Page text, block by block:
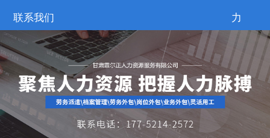
力
联系我们